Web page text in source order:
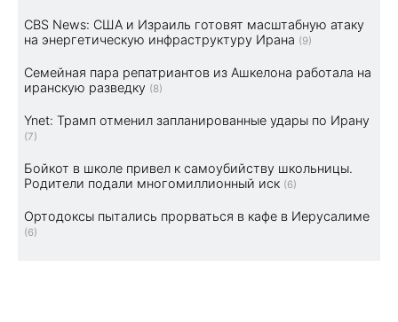
CBS News: США и Израиль готовят масштабную атаку
на энергетическую инфраструктуру Ирана (9)
Семейная пара репатриантов из Ашкелона работала на
иранскую разведку (8)
Ynet: Трамп отменил запланированные удары по Ирану
(7)
Бойкот в школе привел к самоубийству школьницы.
Родители подали многомиллионный иск (6)
Ортодоксы пытались прорваться в кафе в Иерусалиме
(6)